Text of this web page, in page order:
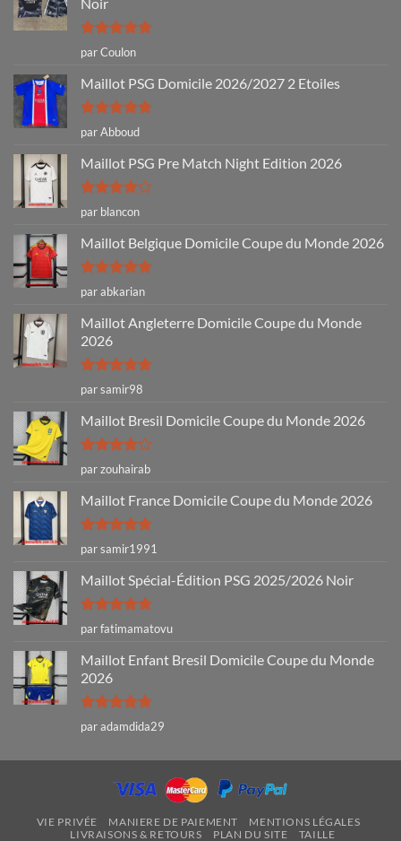
Note5sur
5
par Coulon
Maillot PSG Domicile 2026/2027 2 Etoiles
Note5sur
5
par Abboud
Maillot PSG Pre Match Night Edition 2026
Note4
sur 5
par blancon
Maillot Belgique Domicile Coupe du Monde 2026
Note5sur
5
par abkarian
Maillot Angleterre Domicile Coupe du Monde
2026
Note5sur
5
par samir98
Maillot Bresil Domicile Coupe du Monde 2026
Note4
sur 5
par zouhairab
Maillot France Domicile Coupe du Monde 2026
Note5sur
5
par samir1991
Maillot Spécial-Édition PSG 2025/2026 Noir
Note5sur
5
par fatimamatovu
Maillot Enfant Bresil Domicile Coupe du Monde
2026
Note5sur
5
par adamdida29
VIE PRIVÉE MANIERE DE PAIEMENT
MENTIONS LÉGALES
LIVRAISONS & RETOURS
PLAN DU SITE TAILLE